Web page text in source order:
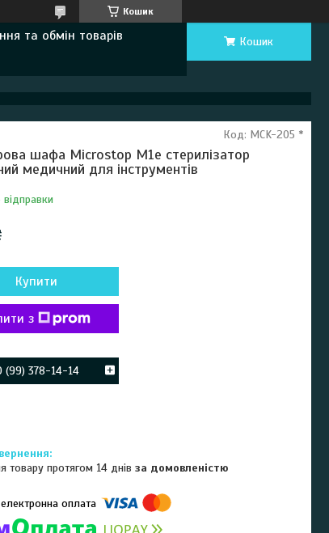
Кошик
та обмін товарів
Кошик
шафа Microstop M1e стерилізатор
медичний для інструментів
Код: MCK-205 *
Купити
з
(99) 378-14-14
товару протягом 14 днівза домовленістю